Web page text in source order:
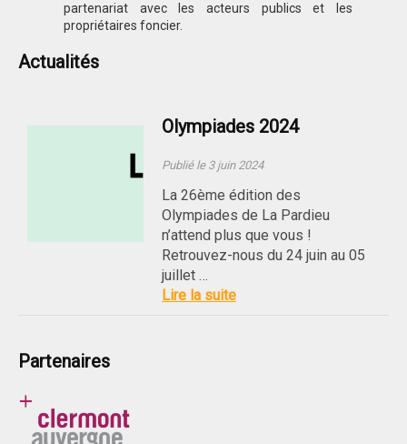
partenariat avec les acteurs publics et les
propriétaires foncier.
Actualités
Olympiades 2024
Publié le 3 juin 2024
La 26ème édition des
Olympiades de La Pardieu
n’attend plus que vous !
Retrouvez-nous du 24 juin au 05
juillet …
Lire la suite
Partenaires